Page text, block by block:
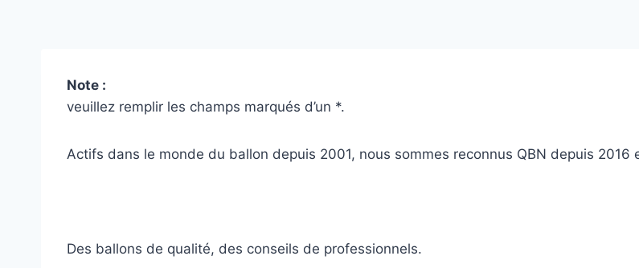
Note :
veuillez remplir les champs marqués d’un *.
Actifs dans le monde du ballon depuis 2001, nous sommes reconnus QBN depuis
Des ballons de qualité, des conseils de professionnels.